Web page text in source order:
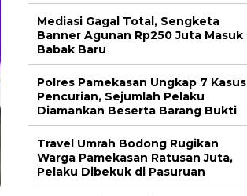
Mediasi Gagal Total, Sengketa
Banner Agunan Rp250 Juta Masuk
Babak Baru
Polres Pamekasan Ungkap 7 Kasus
Pencurian, Sejumlah Pelaku
Diamankan Beserta Barang Bukti
Travel Umrah Bodong Rugikan
Warga Pamekasan Ratusan Juta,
Pelaku Dibekuk di Pasuruan